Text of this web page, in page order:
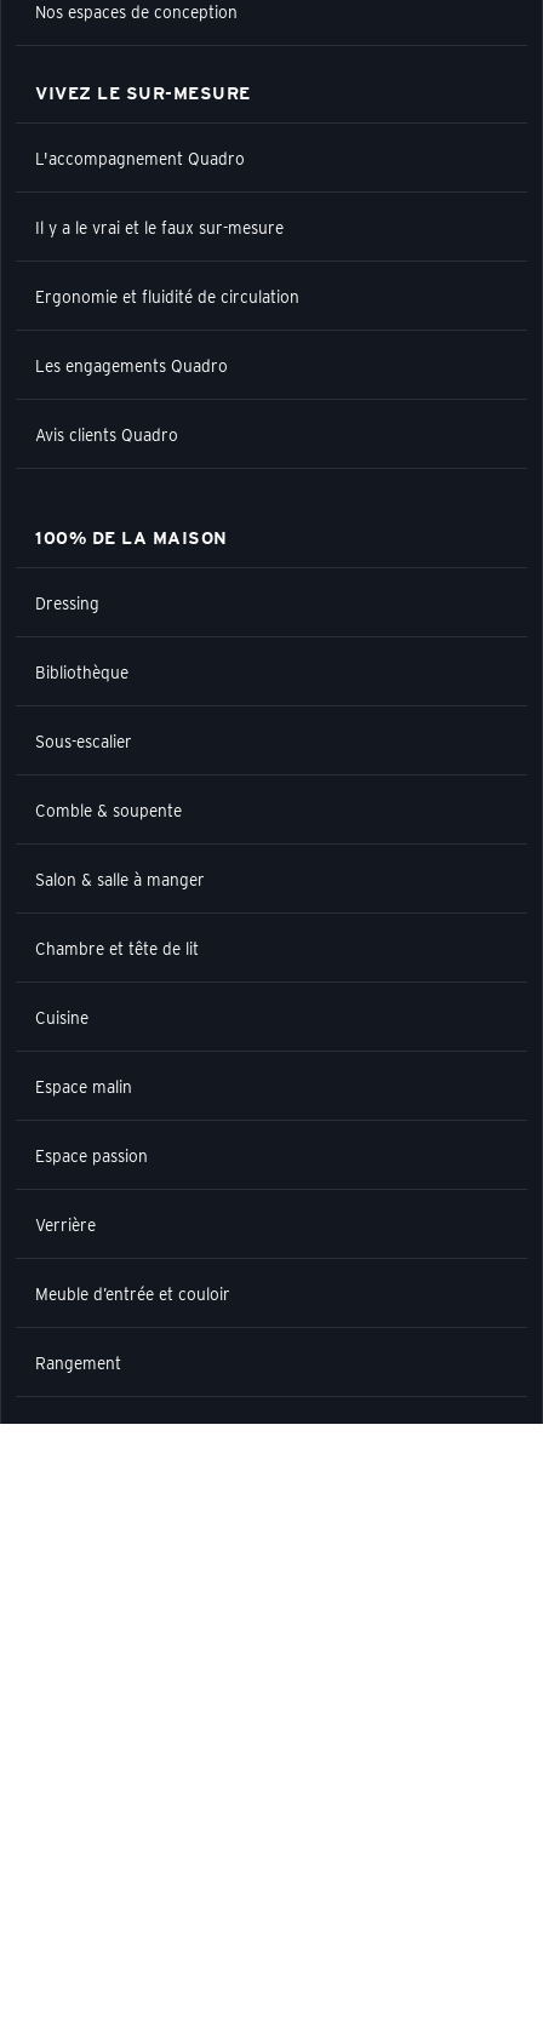
Nos espaces de conception
VIVEZ LE SUR-MESURE
L'accompagnement Quadro
Il y a le vrai et le faux sur-mesure
Ergonomie et fluidité de circulation
Les engagements Quadro
Avis clients Quadro
100% DE LA MAISON
Dressing
Bibliothèque
Sous-escalier
Comble & soupente
Salon & salle à manger
Chambre et tête de lit
Cuisine
Espace malin
Espace passion
Verrière
Meuble d’entrée et couloir
Rangement